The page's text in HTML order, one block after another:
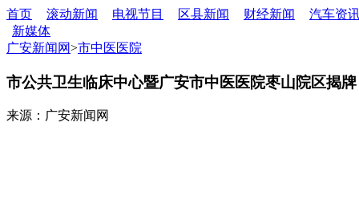
首页 滚动新闻 电视节目 区县新闻 财经新闻
汽车资
新媒体
广安新闻网>市中医医院
市公共卫生临床中心暨广安市中医医院枣山院区揭牌
来源：广安新闻网